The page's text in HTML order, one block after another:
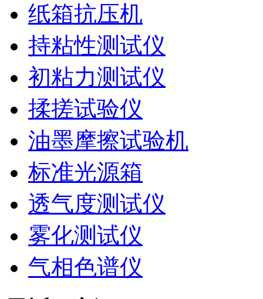
纸箱抗压机
持粘性测试仪
初粘力测试仪
揉搓试验仪
油墨摩擦试验机
标准光源箱
透气度测试仪
雾化测试仪
气相色谱仪